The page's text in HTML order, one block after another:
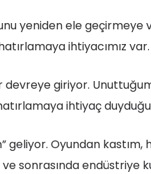
yeniden ele geçirmeye
ihtiyacımız var.
giriyor.
ihtiyaç
geliyor. Oyundan kastım,
sonrasında endüstriye